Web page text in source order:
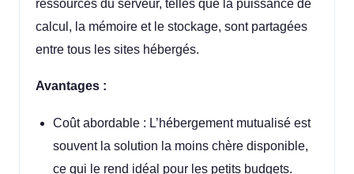
ressources du serveur, telles que la puissance de
calcul, la mémoire et le stockage, sont partagées
entre tous les sites hébergés.
Avantages :
Coût abordable : L’hébergement mutualisé est
souvent la solution la moins chère disponible,
ce qui le rend idéal pour les petits budgets.